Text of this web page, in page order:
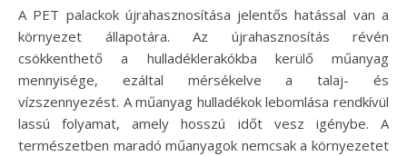
A PET palackok újrahasznosítása jelentős hatással van a
környezet állapotára. Az újrahasznosítás révén
csökkenthető a hulladéklerakókba kerülő műanyag
mennyisége, ezáltal mérsékelve a talaj- és
vízszennyezést. A műanyag hulladékok lebomlása rendkívül
lassú folyamat, amely hosszú időt vesz igénybe. A
természetben maradó műanyagok nemcsak a környezetet